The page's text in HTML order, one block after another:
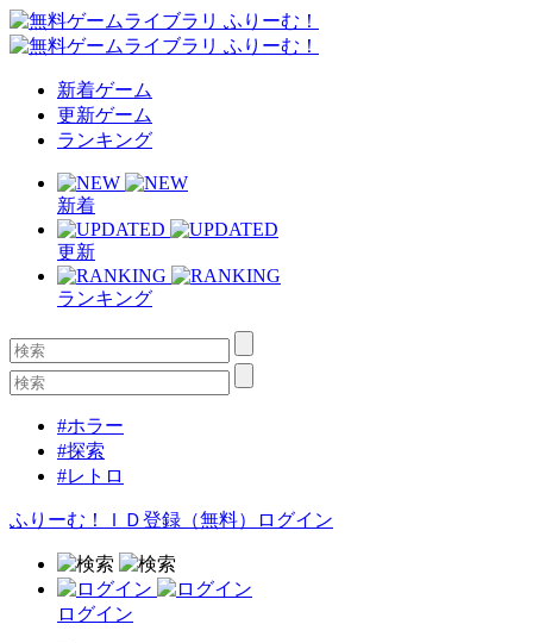
新着ゲーム
更新ゲーム
ランキング
新着
更新
ランキング
#ホラー
#探索
#レトロ
ふりーむ！ＩＤ登録（無料） ログイン
ログイン